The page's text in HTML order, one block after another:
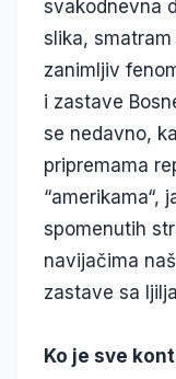
svakodnevna
slika,
zanimljiv
i zastave
se nedavno,
pripremama
“amerikama“,
spomenutih
navijačima
zastave sa
Ko je sve